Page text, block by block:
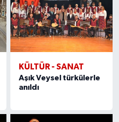
KÜLTÜR - SANAT
Aşık Veysel türkülerle
anıldı